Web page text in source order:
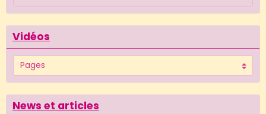
Vidéos
News et articles